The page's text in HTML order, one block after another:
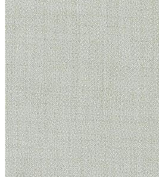
Европласт +
Интерьер
Колонны
Линии
Молдинг гибкий
Пилястры
Плинтус
Плинтус гибкий
Полуколонны
Молдинги
Карнизы
Угловые элементы
Розетки
Карниз гибкий
Фасад
Дверной декор